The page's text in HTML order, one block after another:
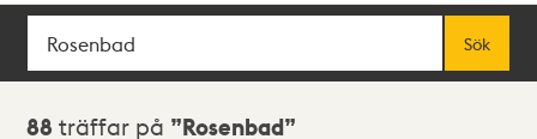
Sök
Sök
Sökresultat
88 träffar på Rosenbad